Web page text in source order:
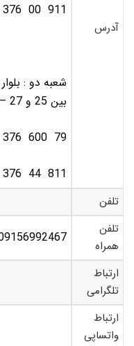
آدرس
911 00 376 051
شعبه دو :
بین 25 و 27 – پلاک 183
79 600 376 051
811 44 376 051
تلفن
تلفن
همراه
ارتباط
تلگرامی
ارتباط
واتساپی